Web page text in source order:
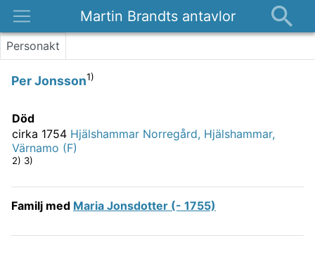
Martin Brandts antavlor
Platser
Om
Kontakt
Personakt
Per Jonsson1)
Död
cirka 1754 Hjälshammar Norregård, Hjälshammar,
Värnamo (F)
2) 3)
Familj med Maria Jonsdotter (- 1755)